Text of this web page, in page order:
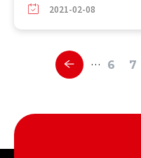
2021-02-08
… 6 7